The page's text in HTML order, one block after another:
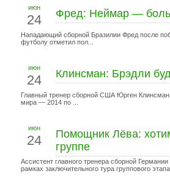
июн
24 Фред: Неймар —
Нападающий сборной Бразилии Фред после
футболу отметил пол...
июн
24 Клинсман: Брэдли
Главный тренер сборной США Юрген
мира — 2014 по ...
июн
24
Помощник Лёва:
группе
Ассистент главного тренера сборной
рамках заключительного тура группового этапа